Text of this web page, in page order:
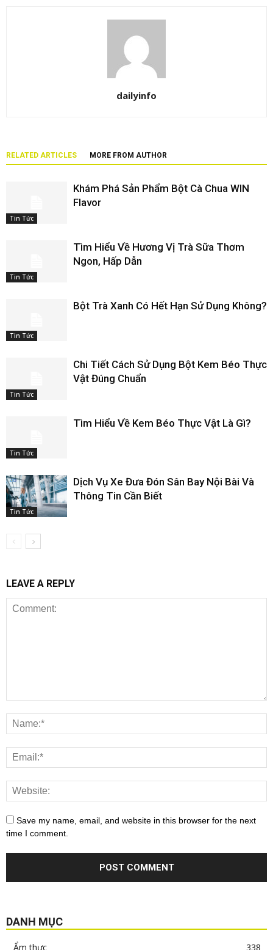
dailyinfo
RELATED ARTICLES MORE FROM AUTHOR
Tin Tức
Khám Phá Sản Phẩm Bột Cà Chua WIN
Flavor
Tin Tức
Tìm Hiểu Về Hương Vị Trà Sữa Thơm
Ngon, Hấp Dẫn
Tin Tức
Bột Trà Xanh Có Hết Hạn Sử Dụng Không?
Tin Tức
Chi Tiết Cách Sử Dụng Bột Kem Béo Thực
Vật Đúng Chuẩn
Tin Tức
Tìm Hiểu Về Kem Béo Thực Vật Là Gì?
Tin Tức
Dịch Vụ Xe Đưa Đón Sân Bay Nội Bài Và
Thông Tin Cần Biết
LEAVE A REPLY
Save my name, email, and website in this browser for the next
time I comment.
DANH MỤC
Ẩm thực 338